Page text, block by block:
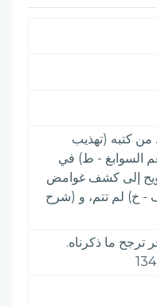
من كتبه (تهذيب
السوابغ - ط) في
إلى كشف غوامض
خ) لم تتم، و (شرح
في البدر الطالع: ولادته سنة 722 هـ غير أن عبارة ابن حجر ترجح ما ذكرناه.